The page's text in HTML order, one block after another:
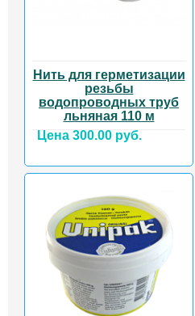
Нить для герметизации
резьбы
водопроводных труб
льняная 110 м
Цена 300.00 руб.